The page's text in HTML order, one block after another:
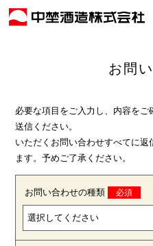
お問
必要な項目をご入力し、内容を
送信ください。
いただくお問い合わせすべてに
ます。予めご了承ください。
お問い合わせの種類